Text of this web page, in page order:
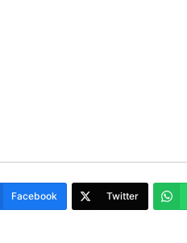
Facebook Twitter